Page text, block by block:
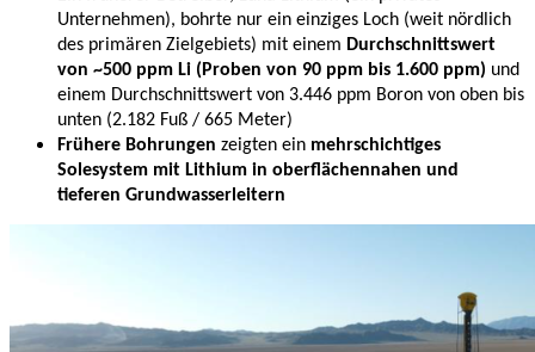
Unternehmen), bohrte nur ein einziges Loch (weit nördlich
des primären Zielgebiets) mit einem Durchschnittswert
von ~500 ppm Li (Proben von 90 ppm bis 1.600 ppm) und
einem Durchschnittswert von 3.446 ppm Boron von oben bis
unten (2.182 Fuß / 665 Meter)
Frühere Bohrungen zeigten ein mehrschichtiges
Solesystem mit Lithium in oberflächennahen und
tieferen Grundwasserleitern